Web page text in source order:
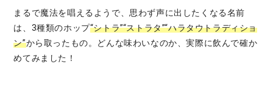
まるで魔法を唱えるようで、思わず声に出したくなる名前
は、3種類のホップ“シトラ”“ストラタ”“ハラタウトラディショ
ン”から取ったもの。どんな味わいなのか、実際に飲んで確か
めてみました！